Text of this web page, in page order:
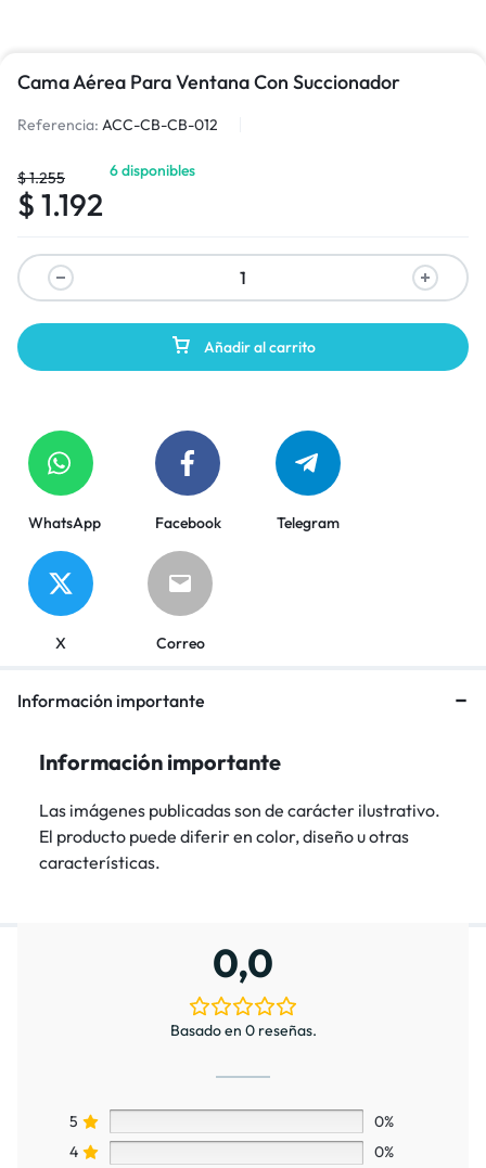
Cama Aérea Para Ventana Con Succionador
Referencia: ACC-CB-CB-012
$1.255
$ 1.192
6 disponibles
Añadir al carrito
WhatsApp Facebook Telegram
X Correo
Información importante
Información importante
Las imágenes publicadas son de carácter ilustrativo.
El producto puede diferir en color, diseño u otras
características.
0,0
Basado en 0 reseñas.
5
0%
4
0%